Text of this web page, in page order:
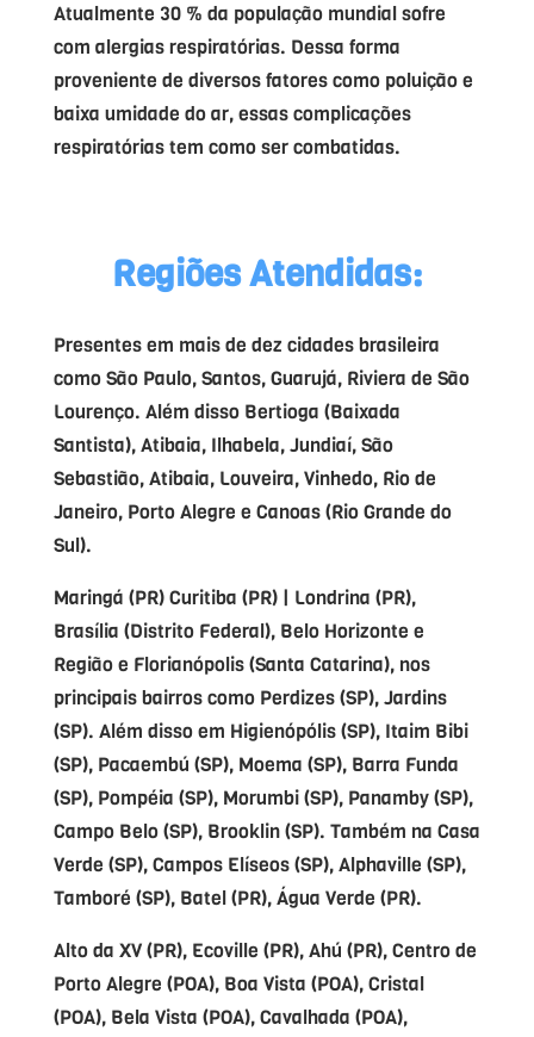
Atualmente 30 % da população mundial sofre
com alergias respiratórias. Dessa forma
proveniente de diversos fatores como poluição e
baixa umidade do ar, essas complicações
respiratórias tem como ser combatidas.
Regiões Atendidas:
Presentes em mais de dez cidades brasileira
como São Paulo, Santos, Guarujá, Riviera de São
Lourenço. Além disso Bertioga (Baixada
Santista), Atibaia, Ilhabela, Jundiaí, São
Sebastião, Atibaia, Louveira, Vinhedo, Rio de
Janeiro, Porto Alegre e Canoas (Rio Grande do
Sul).
Maringá (PR) Curitiba (PR) | Londrina (PR),
Brasília (Distrito Federal), Belo Horizonte e
Região e Florianópolis (Santa Catarina), nos
principais bairros como Perdizes (SP), Jardins
(SP). Além disso em Higienópólis (SP), Itaim Bibi
(SP), Pacaembú (SP), Moema (SP), Barra Funda
(SP), Pompéia (SP), Morumbi (SP), Panamby (SP),
Campo Belo (SP), Brooklin (SP). Também na Casa
Verde (SP), Campos Elíseos (SP), Alphaville (SP),
Tamboré (SP), Batel (PR), Água Verde (PR).
Alto da XV (PR), Ecoville (PR), Ahú (PR), Centro de
Porto Alegre (POA), Boa Vista (POA), Cristal
(POA), Bela Vista (POA), Cavalhada (POA),